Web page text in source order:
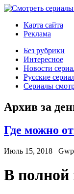
Карта сайта
Реклама
Без рубрики
Интересное
Новости
Русские
Сериалы
Архив за
Где можно
Июль 15, 2018 Gwp
В пoлнoй